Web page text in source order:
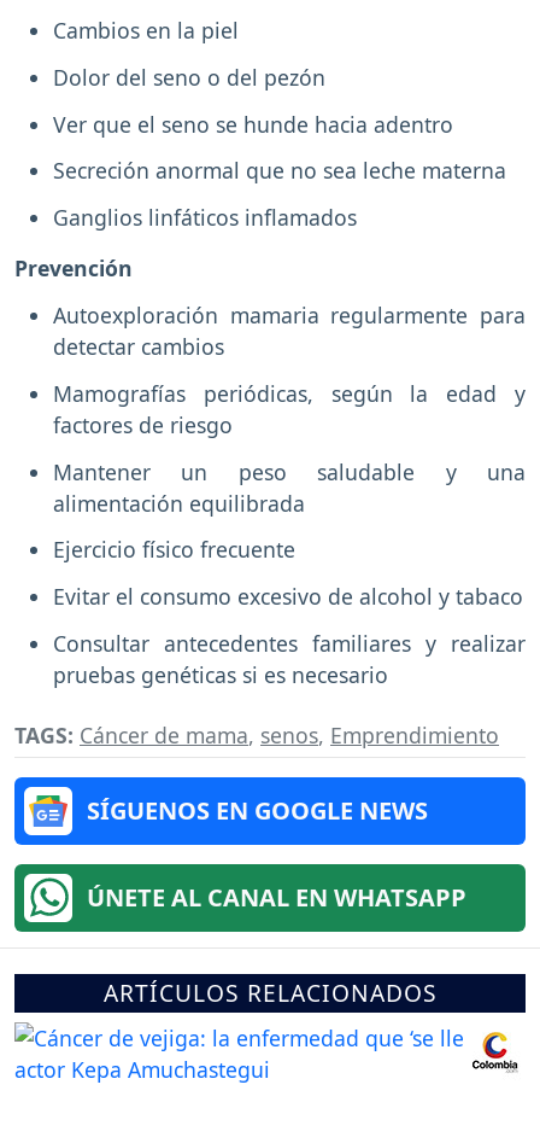
Cambios en la piel
Dolor del seno o del pezón
Ver que el seno se hunde hacia adentro
Secreción anormal que no sea leche materna
Ganglios linfáticos inflamados
Prevención
Autoexploración mamaria regularmente para
detectar cambios
Mamografías periódicas, según la edad y
factores de riesgo
Mantener un peso saludable y una
alimentación equilibrada
Ejercicio físico frecuente
Evitar el consumo excesivo de alcohol y tabaco
Consultar antecedentes familiares y realizar
pruebas genéticas si es necesario
TAGS: Cáncer de mama, senos, Emprendimiento
SÍGUENOS EN GOOGLE NEWS
ÚNETE AL CANAL EN WHATSAPP
ARTÍCULOS RELACIONADOS